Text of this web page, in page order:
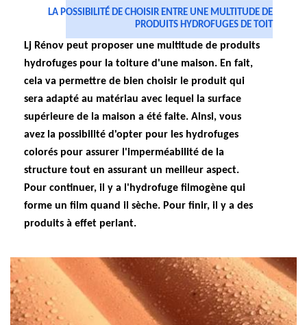
LA POSSIBILITÉ DE CHOISIR ENTRE UNE MULTITUDE DE
PRODUITS HYDROFUGES DE TOIT
Lj Rénov peut proposer une multitude de produits
hydrofuges pour la toiture d'une maison. En fait,
cela va permettre de bien choisir le produit qui
sera adapté au matériau avec lequel la surface
supérieure de la maison a été faite. Ainsi, vous
avez la possibilité d'opter pour les hydrofuges
colorés pour assurer l'imperméabilité de la
structure tout en assurant un meilleur aspect.
Pour continuer, il y a l'hydrofuge filmogène qui
forme un film quand il sèche. Pour finir, il y a des
produits à effet perlant.